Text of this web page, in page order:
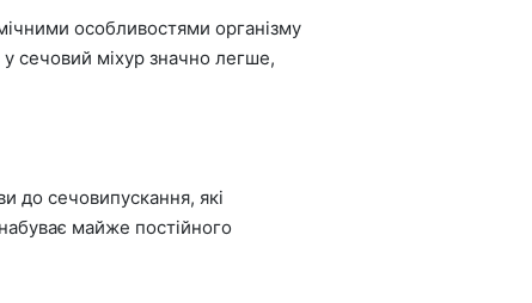
особливостями організму
сечовий міхур значно легше,
до сечовипускання, які
майже постійного